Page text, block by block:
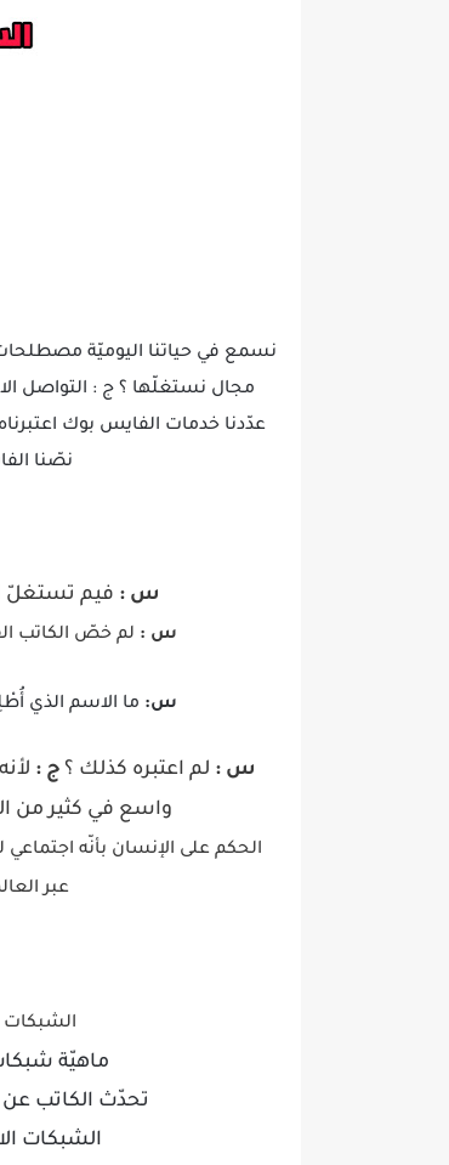
مجال نستغلّها ؟ ج : التواصل
عدّدنا خدمات الفايس بوك اعتبرناه
نصّنا
س : فيم تستغلّ
س : لم خصّ الكاتب
س: ما الاسم الذي
س : لم اعتبره كذلك ؟ ج :
واسع في كثير من
الحكم على الإنسان بأنّه
عبر
الشبكات
ماهيّة
تحدّث الكاتب عن
الشبكات